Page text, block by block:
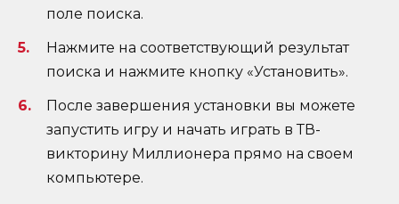
поле поиска.
Нажмите на соответствующий результат
поиска и нажмите кнопку «Установить».
После завершения установки вы можете
запустить игру и начать играть в ТВ-
викторину Миллионера прямо на своем
компьютере.